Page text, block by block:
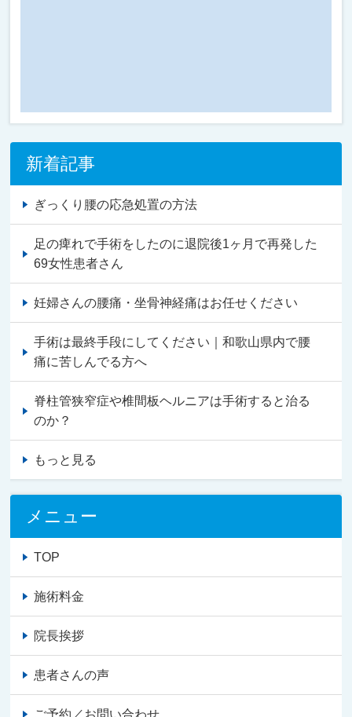
新着記事
ぎっくり腰の応急処置の方法
足の痺れで手術をしたのに退院後1ヶ月で再発した
69女性患者さん
妊婦さんの腰痛・坐骨神経痛はお任せください
手術は最終手段にしてください｜和歌山県内で腰
痛に苦しんでる方へ
脊柱管狭窄症や椎間板ヘルニアは手術すると治る
のか？
もっと見る
メニュー
TOP
施術料金
院長挨拶
患者さんの声
ご予約／お問い合わせ